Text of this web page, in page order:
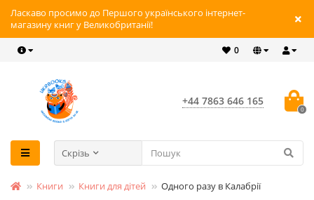
Ласкаво просимо до Першого українського інтернет-
магазину книг у Великобританії!
0
+44 7863 646 165
0
Скрізь
Книги Книги для дітей Одного разу в Калабрії